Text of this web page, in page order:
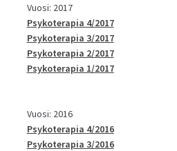
Vuosi: 2017
Psykoterapia 4/2017
Psykoterapia 3/2017
Psykoterapia 2/2017
Psykoterapia 1/2017
Vuosi: 2016
Psykoterapia 4/2016
Psykoterapia 3/2016